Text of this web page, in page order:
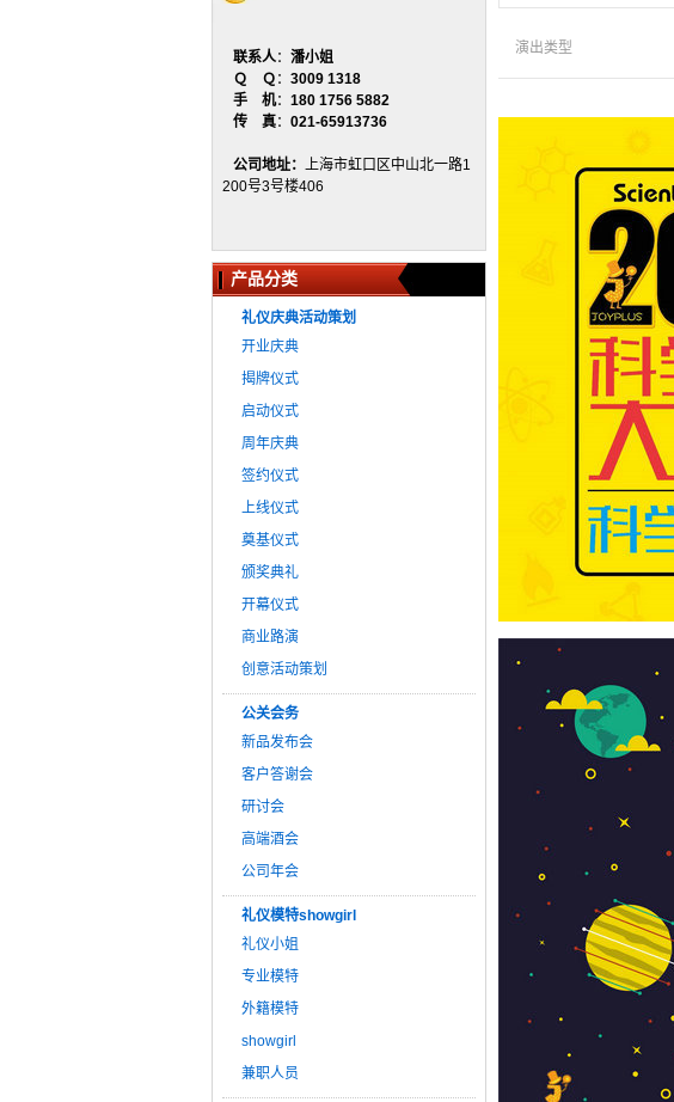
演出类型
联系人： 潘小姐
Ｑ Ｑ ： 3009 1318
手 机： 180 1756 5882
传 真： 021-65913736
公司地址： 上海市虹口区中山北一路1
200号3号楼406
产品分类
礼仪庆典活动策划
开业庆典
揭牌仪式
启动仪式
周年庆典
签约仪式
上线仪式
奠基仪式
颁奖典礼
开幕仪式
商业路演
创意活动策划
公关会务
新品发布会
客户答谢会
研讨会
高端酒会
公司年会
礼仪模特showgirl
礼仪小姐
专业模特
外籍模特
showgirl
兼职人员